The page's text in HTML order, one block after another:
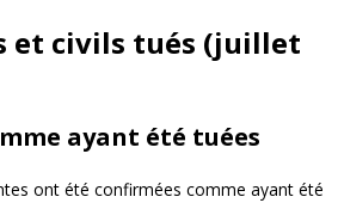
et civils tués (juillet
ayant été tuées
ont été confirmées comme ayant été